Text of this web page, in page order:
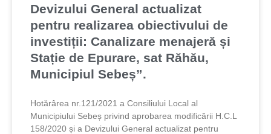
Devizului General actualizat
pentru realizarea obiectivului de
investiții: Canalizare menajeră și
Stație de Epurare, sat Răhău,
Municipiul Sebeș”.
Hotărârea nr.121/2021 a Consiliului Local al
Municipiului Sebeș privind aprobarea modificării H.C.L
158/2020 și a Devizului General actualizat pentru